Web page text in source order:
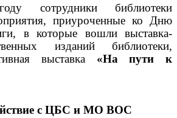
сотрудники библиотеки
приуроченные ко Дню
в которые вошли выставка-
изданий библиотеки,
выставка «На пути к
с ЦБС и МО ВОС